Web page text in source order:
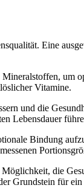
Eine
Vitamine.
und die
Lebensdauer
Bindung
die
Grundstein für